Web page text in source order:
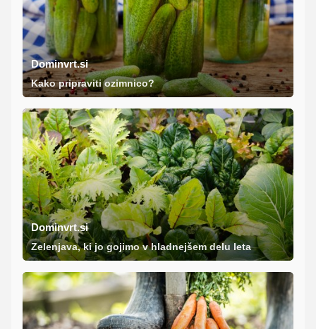
Dominvrt.si
Kako pripraviti ozimnico?
Dominvrt.si
Zelenjava, ki jo gojimo v hladnejšem delu leta